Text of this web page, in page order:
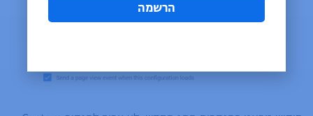
הרשמה